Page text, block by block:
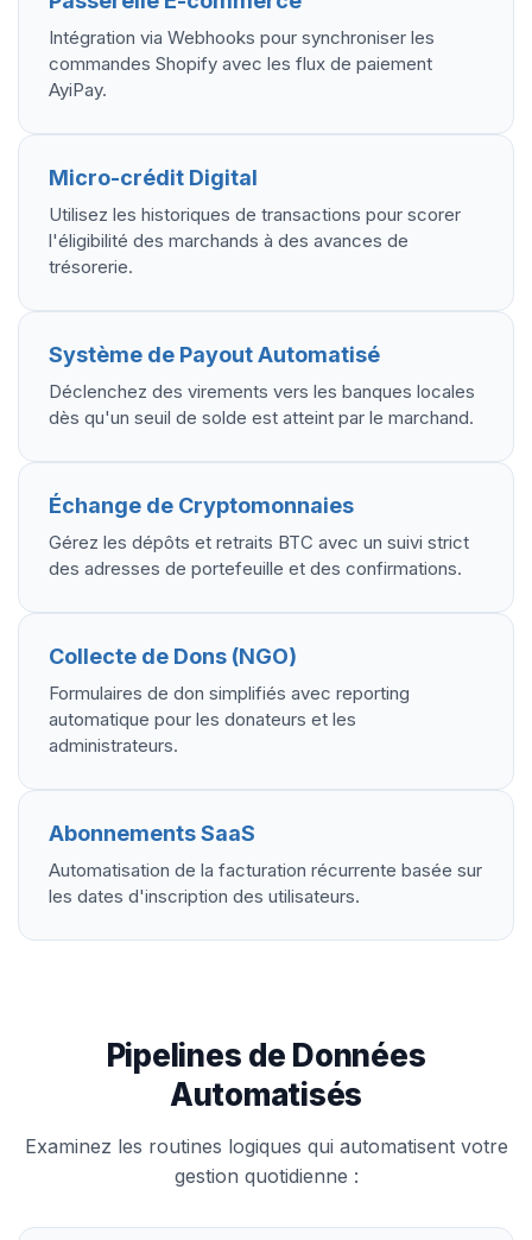
Intégration via Webhooks pour synchroniser les
commandes Shopify avec les flux de paiement
AyiPay.
Micro-crédit Digital
Utilisez les historiques de transactions pour scorer
l'éligibilité des marchands à des avances de
trésorerie.
Système de Payout Automatisé
Déclenchez des virements vers les banques locales
dès qu'un seuil de solde est atteint par le marchand.
Échange de Cryptomonnaies
Gérez les dépôts et retraits BTC avec un suivi strict
des adresses de portefeuille et des confirmations.
Collecte de Dons (NGO)
Formulaires de don simplifiés avec reporting
automatique pour les donateurs et les
administrateurs.
Abonnements SaaS
Automatisation de la facturation récurrente basée sur
les dates d'inscription des utilisateurs.
Pipelines de Données
Automatisés
Examinez les routines logiques qui automatisent votre
gestion quotidienne :